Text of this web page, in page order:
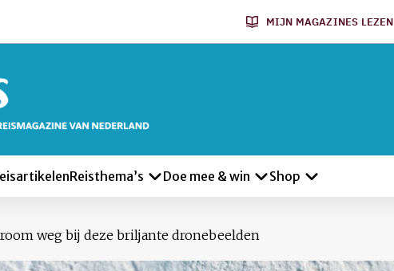
MIJN MAGAZINES LEZEN
Reisthema’s Doe mee & win Shop
weg bij deze briljante dronebeelden